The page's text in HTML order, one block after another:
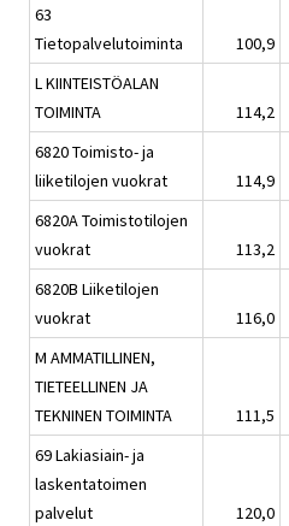
63
Tietopalvelutoiminta
100,9
L KIINTEISTÖALAN
TOIMINTA
114,2
6820 Toimisto- ja
liiketilojen vuokrat
114,9
6820A Toimistotilojen
vuokrat
113,2
6820B Liiketilojen
vuokrat
116,0
M AMMATILLINEN,
TIETEELLINEN JA
TEKNINEN TOIMINTA
111,5
69 Lakiasiain- ja
laskentatoimen
palvelut
120,0